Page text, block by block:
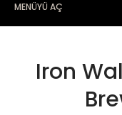
MENÜYÜ AÇ
Iron